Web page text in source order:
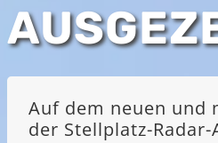
Auf dem neuen und
der Stellplatz-